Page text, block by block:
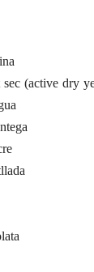
(active dry